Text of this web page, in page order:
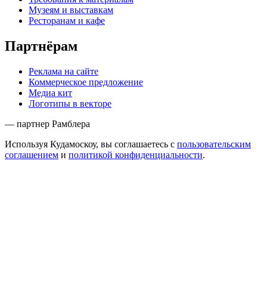
Музеям и выставкам
Ресторанам и кафе
Партнёрам
Реклама на сайте
Коммерческое предложение
Медиа кит
Логотипы в векторе
— партнер Рамблера
Используя Кудамоскоу, вы соглашаетесь с пользовательским
соглашением и политикой конфиденциальности.